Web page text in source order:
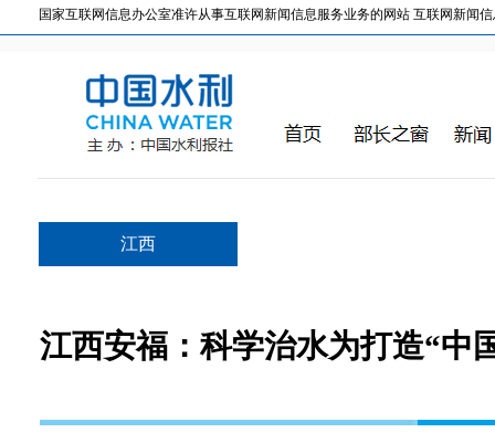
国家互联网信息办公室准许从事互联网新闻信息服务业务的网站 互联网新闻信
江西
江西安福：科学治水为打造“中